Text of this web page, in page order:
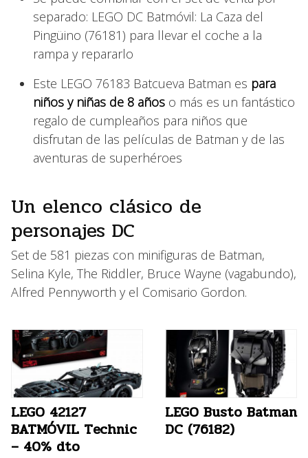
separado: LEGO DC Batmóvil: La Caza del
Pingüino (76181) para llevar el coche a la
rampa y repararlo
Este LEGO 76183 Batcueva Batman es para
niños y niñas de 8 años o más es un fantástico
regalo de cumpleaños para niños que
disfrutan de las películas de Batman y de las
aventuras de superhéroes
Un elenco clásico de
personajes DC
Set de 581 piezas con minifiguras de Batman,
Selina Kyle, The Riddler, Bruce Wayne (vagabundo),
Alfred Pennyworth y el Comisario Gordon.
LEGO 42127
BATMÓVIL Technic
– 40% dto
LEGO Busto Batman
DC (76182)